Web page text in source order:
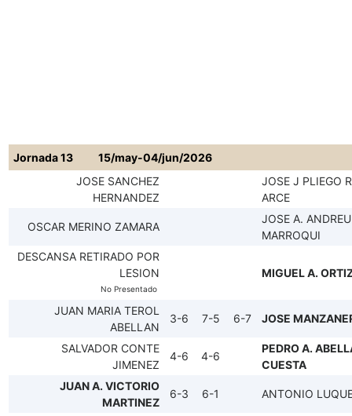
Jornada 13
15/may-04/jun/2026
JOSE SANCHEZ
HERNANDEZ
JOSE J PLIEGO
ARCE
OSCAR MERINO ZAMARA
JOSE A. ANDREU
MARROQUI
DESCANSA RETIRADO POR
LESION
No Presentado
MIGUEL A.
JUAN MARIA TEROL
ABELLAN
3-6 7-5 6-7 JOSE
SALVADOR CONTE
JIMENEZ
4-6 4-6
PEDRO A.
CUESTA
JUAN A. VICTORIO
MARTINEZ
6-3 6-1 ANTONIO